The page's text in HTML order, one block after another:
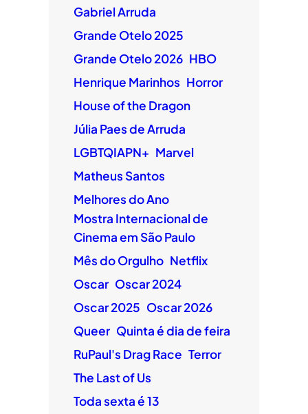
Gabriel Arruda
Grande Otelo 2025
Grande Otelo 2026 HBO
Henrique Marinhos Horror
House of the Dragon
Júlia Paes de Arruda
LGBTQIAPN+ Marvel
Matheus Santos
Melhores do Ano
Mostra Internacional de
Cinema em São Paulo
Mês do Orgulho Netflix
Oscar Oscar 2024
Oscar 2025 Oscar 2026
Queer Quinta é dia de feira
RuPaul's Drag Race Terror
The Last of Us
Toda sexta é 13